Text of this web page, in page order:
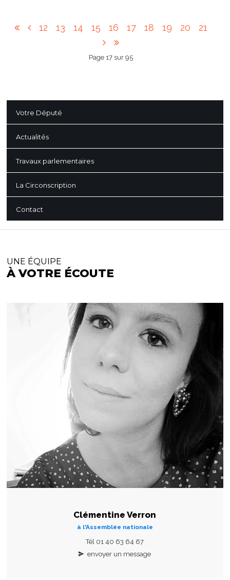
Page 17 sur 95
12 13 14 15 16 17 18 19 20 21
Votre Député
Actualités
Travaux parlementaires
La Circonscription
Contact
UNE ÉQUIPE
À VOTRE ÉCOUTE
Clémentine Verron
à l'Assemblée nationale
Tél 01 40 63 64 67
envoyer un message